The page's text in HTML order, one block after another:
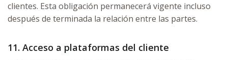
clientes. Esta obligación permanecerá vigente incluso
después de terminada la relación entre las partes.
11. Acceso a plataformas del cliente